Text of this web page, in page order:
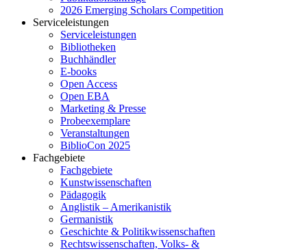
2026 Emerging Scholars Competition
Serviceleistungen
Serviceleistungen
Bibliotheken
Buchhändler
E-books
Open Access
Open EBA
Marketing & Presse
Probeexemplare
Veranstaltungen
BiblioCon 2025
Fachgebiete
Fachgebiete
Kunstwissenschaften
Pädagogik
Anglistik – Amerikanistik
Germanistik
Geschichte & Politikwissenschaften
Rechtswissenschaften, Volks- &